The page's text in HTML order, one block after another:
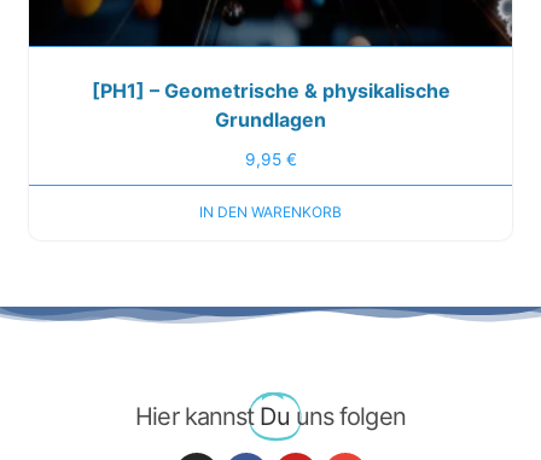
[PH1] – Geometrische & physikalische
Grundlagen
9,95 €
IN DEN WARENKORB
Hier kannst Du uns folgen